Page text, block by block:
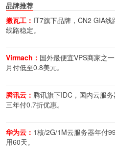
品牌推荐
搬瓦工： IT7旗下品牌，CN2 GIA线
线路稳定。
Virmach： 国外最便宜VPS商家之
月付低至0.8美元。
腾讯云： 腾讯旗下IDC，国内云服务
三年付0.7折优惠。
华为云： 1核/2G/1M云服务器年付
用60天。